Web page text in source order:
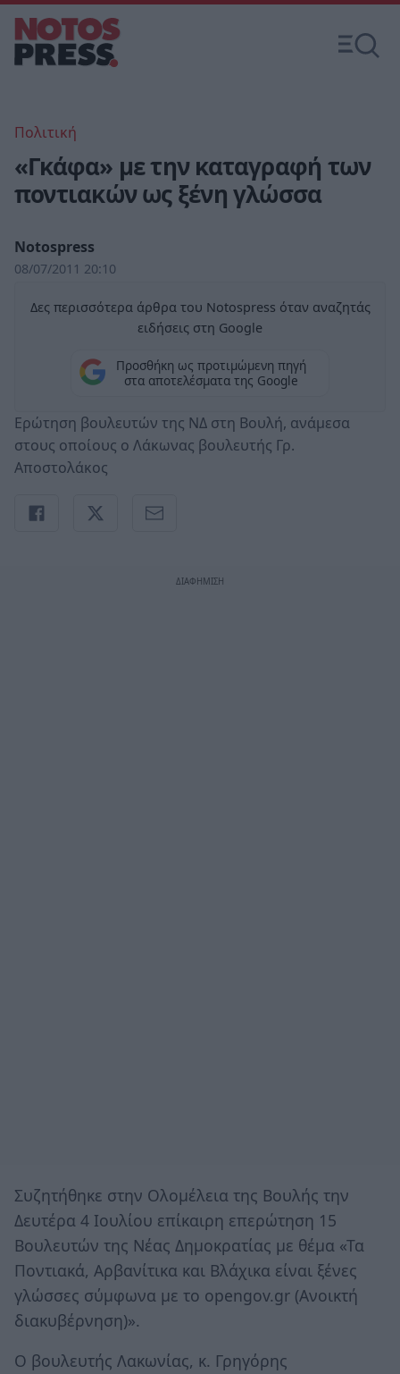
Πολιτική
«Γκάφα» με την καταγραφή των
ποντιακών ως ξένη γλώσσα
Notospress
08/07/2011 20:10
Δες περισσότερα άρθρα του Notospress όταν αναζητάς
ειδήσεις στη Google
Προσθήκη ως προτιμώμενη πηγή
στα αποτελέσματα της Google
Ερώτηση βουλευτών της ΝΔ στη Βουλή, ανάμεσα
στους οποίους ο Λάκωνας βουλευτής Γρ.
Αποστολάκος
Συζητήθηκε στην Ολομέλεια της Βουλής την
Δευτέρα 4 Ιουλίου επίκαιρη επερώτηση 15
Βουλευτών της Νέας Δημοκρατίας με θέμα «Τα
Ποντιακά, Αρβανίτικα και Βλάχικα είναι ξένες
γλώσσες σύμφωνα με το opengov.gr (Ανοικτή
διακυβέρνηση)».
Ο βουλευτής Λακωνίας, κ. Γρηγόρης